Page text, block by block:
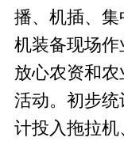
播、机插、
机装备现场作
放心农资和
活动。初步
计投入拖拉